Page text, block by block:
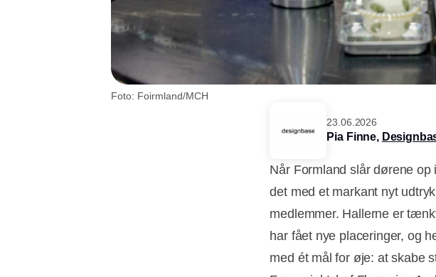
Foto: Foirmland/MCH
23.06.2026
Pia Finne,
Når Formland slår dørene
det med et markant nyt
medlemmer. Hallerne er
har fået nye placeringer, og
med ét mål for øje: at skabe